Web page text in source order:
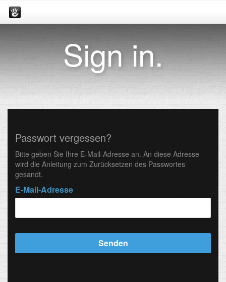
Sign in.
Passwort vergessen?
Bitte geben Sie Ihre E-Mail-Adresse an. An diese Adresse
wird die Anleitung zum Zurücksetzen des Passwortes
gesandt.
E-Mail-Adresse
Senden